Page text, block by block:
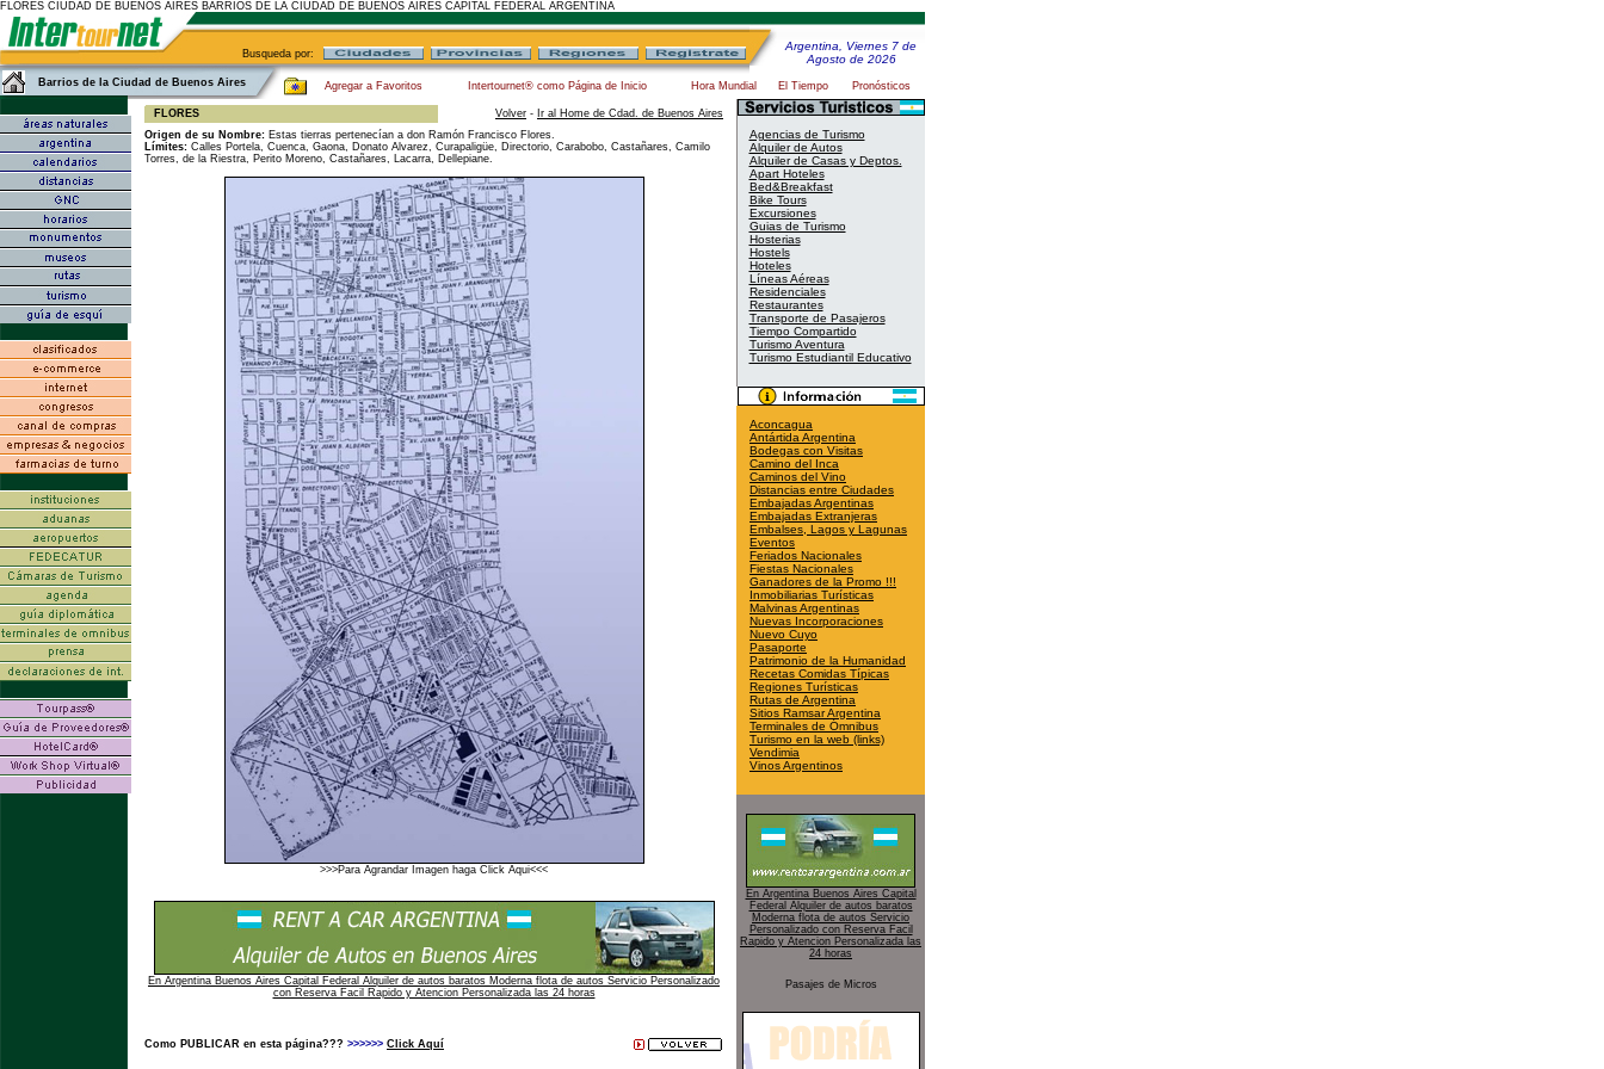
FLORES CIUDAD DE BUENOS AIRES BARRIOS DE LA CIUDAD DE BUENOS AIRES CAPITAL FEDERAL ARGENTINA
Busqueda por:
Argentina, Viernes 7 de
Agosto de 2026
Barrios de la Ciudad de Buenos Aires Agregar a Favoritos Intertournet® como Página de Inicio Hora Mundial El Tiempo Pronósticos
FLORES Volver - Ir al Home de Cdad. de Buenos Aires
Origen de su Nombre: Estas tierras pertenecían a don Ramón Francisco Flores.
Límites: Calles Portela, Cuenca, Gaona, Donato Alvarez, Curapaligüe, Directorio, Carabobo, Castañares, Camilo
Torres, de la Riestra, Perito Moreno, Castañares, Lacarra, Dellepiane.
>>>Para Agrandar Imagen haga Click Aqui<<<
En Argentina Buenos Aires Capital Federal Alquiler de autos baratos Moderna flota de autos Servicio Personalizado
con Reserva Facil Rapido y Atencion Personalizada las 24 horas
Como PUBLICAR en esta página??? >>>>>> Click Aquí
Agencias de Turismo
Alquiler de Autos
Alquiler de Casas y Deptos.
Apart Hoteles
Bed&Breakfast
Bike Tours
Excursiones
Guias de Turismo
Hosterias
Hostels
Hoteles
Líneas Aéreas
Residenciales
Restaurantes
Transporte de Pasajeros
Tiempo Compartido
Turismo Aventura
Turismo Estudiantil Educativo
Aconcagua
Antártida Argentina
Bodegas con Visitas
Camino del Inca
Caminos del Vino
Distancias entre Ciudades
Embajadas Argentinas
Embajadas Extranjeras
Embalses, Lagos y Lagunas
Eventos
Feriados Nacionales
Fiestas Nacionales
Ganadores de la Promo !!!
Inmobiliarias Turísticas
Malvinas Argentinas
Nuevas Incorporaciones
Nuevo Cuyo
Pasaporte
Patrimonio de la Humanidad
Recetas Comidas Típicas
Regiones Turísticas
Rutas de Argentina
Sitios Ramsar Argentina
Terminales de Ómnibus
Turismo en la web (links)
Vendimia
Vinos Argentinos
En Argentina Buenos Aires Capital
Federal Alquiler de autos baratos
Moderna flota de autos Servicio
Personalizado con Reserva Facil
Rapido y Atencion Personalizada las
24 horas
Pasajes de Micros